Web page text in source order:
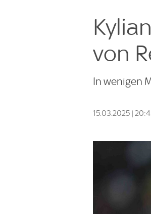
von
In wenigen
15.03.2025 |